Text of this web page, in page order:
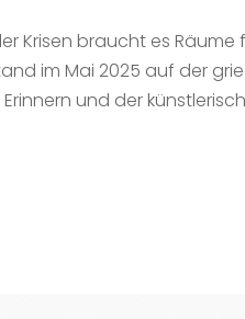
Krisen braucht es
im Mai 2025 auf der
und der